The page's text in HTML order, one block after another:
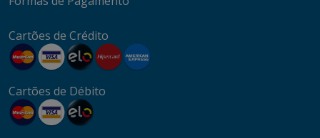
Cartões de Crédito
Cartões de Débito